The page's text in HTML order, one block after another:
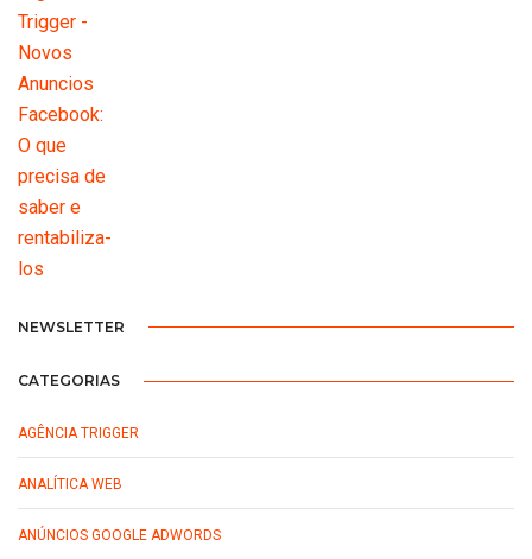
NEWSLETTER
CATEGORIAS
AGÊNCIA TRIGGER
ANALÍTICA WEB
ANÚNCIOS GOOGLE ADWORDS